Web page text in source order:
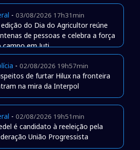
- 03/08/2026 17h31min
edição do Dia do Agricultor reúne
de pessoas e celebra a força
campo em Juti
- 02/08/2026 19h57min
de furtar Hilux na fronteira
na mira da Interpol
- 02/08/2026 19h51min
é candidato à reeleição pela
União Progressista